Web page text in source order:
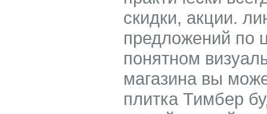
скидки, акции.
предложений по
понятном
магазина вы
плитка Тимбер